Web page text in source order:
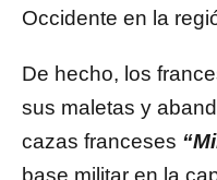
Occidente en la
De hecho, los
sus maletas y
cazas franceses
base militar en la